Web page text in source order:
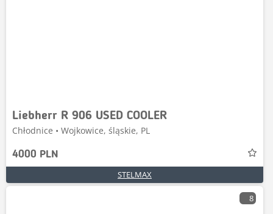
Liebherr R 906 USED COOLER
Chłodnice • Wojkowice, śląskie, PL
4000 PLN
STELMAX
8